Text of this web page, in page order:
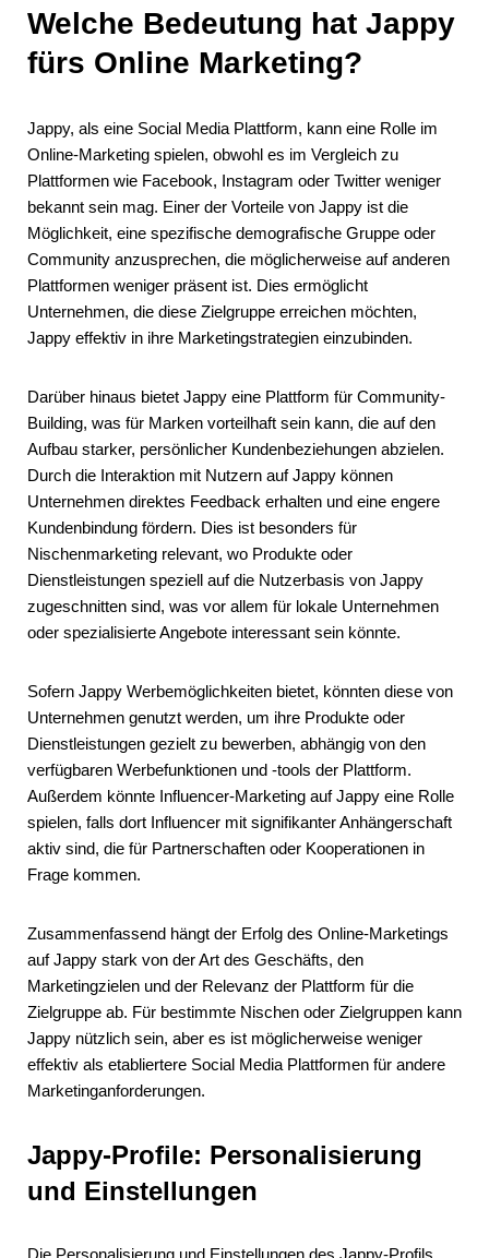
Welche Bedeutung hat Jappy
fürs Online Marketing?
Jappy, als eine Social Media Plattform, kann eine Rolle im
Online-Marketing spielen, obwohl es im Vergleich zu
Plattformen wie Facebook, Instagram oder Twitter weniger
bekannt sein mag. Einer der Vorteile von Jappy ist die
Möglichkeit, eine spezifische demografische Gruppe oder
Community anzusprechen, die möglicherweise auf anderen
Plattformen weniger präsent ist. Dies ermöglicht
Unternehmen, die diese Zielgruppe erreichen möchten,
Jappy effektiv in ihre Marketingstrategien einzubinden.
Darüber hinaus bietet Jappy eine Plattform für Community-
Building, was für Marken vorteilhaft sein kann, die auf den
Aufbau starker, persönlicher Kundenbeziehungen abzielen.
Durch die Interaktion mit Nutzern auf Jappy können
Unternehmen direktes Feedback erhalten und eine engere
Kundenbindung fördern. Dies ist besonders für
Nischenmarketing relevant, wo Produkte oder
Dienstleistungen speziell auf die Nutzerbasis von Jappy
zugeschnitten sind, was vor allem für lokale Unternehmen
oder spezialisierte Angebote interessant sein könnte.
Sofern Jappy Werbemöglichkeiten bietet, könnten diese von
Unternehmen genutzt werden, um ihre Produkte oder
Dienstleistungen gezielt zu bewerben, abhängig von den
verfügbaren Werbefunktionen und -tools der Plattform.
Außerdem könnte Influencer-Marketing auf Jappy eine Rolle
spielen, falls dort Influencer mit signifikanter Anhängerschaft
aktiv sind, die für Partnerschaften oder Kooperationen in
Frage kommen.
Zusammenfassend hängt der Erfolg des Online-Marketings
auf Jappy stark von der Art des Geschäfts, den
Marketingzielen und der Relevanz der Plattform für die
Zielgruppe ab. Für bestimmte Nischen oder Zielgruppen kann
Jappy nützlich sein, aber es ist möglicherweise weniger
effektiv als etabliertere Social Media Plattformen für andere
Marketinganforderungen.
Jappy-Profile: Personalisierung
und Einstellungen